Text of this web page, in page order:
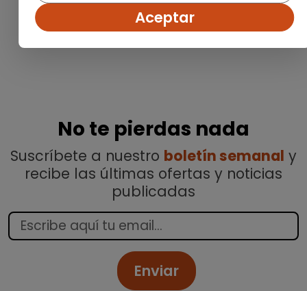
1 2
No te pierdas nada
Suscríbete a nuestro boletín semanal y
recibe las últimas ofertas y noticias
publicadas
Enviar
Aceptar